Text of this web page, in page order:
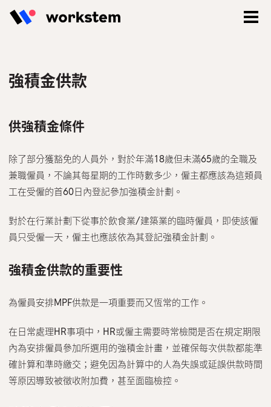
登入
聯絡我們
繁體中文 English
強積金供款
供強積金條件
除了部分獲豁免的人員外，對於年滿18歲但未滿65歲的全職及
兼職僱員，不論其每星期的工作時數多少，僱主都應該為這類員
工在受僱的首60日內登記參加強積金計劃。
對於在行業計劃下從事於飲食業/建築業的臨時僱員，即使該僱
員只受僱一天，僱主也應該依為其登記強積金計劃。
強積金供款的重要性
為僱員安排MPF供款是一項重要而又恆常的工作。
在日常處理HR事項中，HR或僱主需要時常檢閱是否在規定期限
內為安排僱員參加所選用的強積金計畫，並確保每次供款都能準
確計算和準時繳交；避免因為計算中的人為失誤或延誤供款時間
等原因導致被徵收附加費，甚至面臨檢控。